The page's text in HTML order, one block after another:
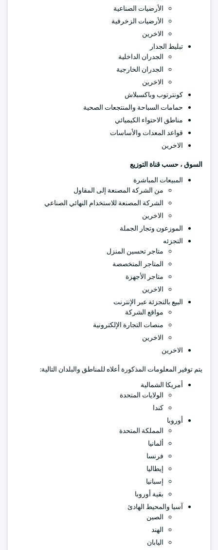
الأرضيات الصناعية
الأرضيات الزخرفية
الاخرين
تبليط الجدار
الجدران الداخلية
الجدران الخارجية
الاخرين
كونترتوب وباكسبلاش
حمامات السباحة والمنتجعات الصحية
مناطق الاحتواء الكيميائي
قواعد المعدات والأساسات
الاخرين
السوق ، حسب قناة التوزيع
المبيعات المباشرة
من الشركة المصنعة إلى المقاول
الشركة المصنعة للاستخدام النهائي الصناعي
الاخرين
الموزعون وتجار الجملة
التجزئه
متاجر تحسين المنزل
المتاجر المتخصصة
متاجر الأجهزة
الاخرين
البيع بالتجزئة عبر الإنترنت
مواقع الشركة
منصات التجارة الإلكترونية
الاخرين
الاخرين
يتم توفير المعلومات المذكورة أعلاه للمناطق والبلدان التالية:
أمريكا الشمالية
الولايات المتحدة
كندا
أوروبا
المملكة المتحدة
ألمانيا
فرنسا
إيطاليا
إسبانيا
بقية أوروبا
آسيا والمحيط الهادئ
الصين
الهند
اليابان